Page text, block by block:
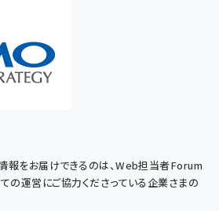
報をお届けできるのは、Web担当者Forum
の運営にご協力くださっている企業さまの